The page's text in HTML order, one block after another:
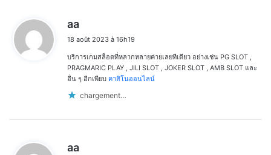
aa
t
:
18 août 2023 à 16h19
บริการเกมสล็อตที่หลากหลายค่ายเลยทีเดียว อย่างเช่น PG SLOT ,
PRAGMARIC PLAY , JILI SLOT , JOKER SLOT , AMB SLOT และ
อื่น ๆ อีกเพียบ คาสิโนออนไลน์
chargement…
aa